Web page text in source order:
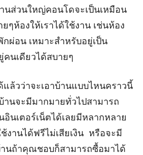
นส่วนใหญ่คอนโดจะเป็นเหมือน
ๆห้องให้เราได้ใช้งาน เช่นห้อง
ผ่อน เหมาะสำหรับอยู่เป็น
นเดียวได้สบายๆ
ล้วว่าจะเอาบ้านแบบไหนคราวนี้
นจะมีมากมายทั่วไปสามารถ
นเตอร์เน็ตได้เลยมีหลากหลาย
งานได้ฟรีไม่เสียเงิน หรือจะมี
นถ้าคุณชอบก็สามารถซื้อมาได้